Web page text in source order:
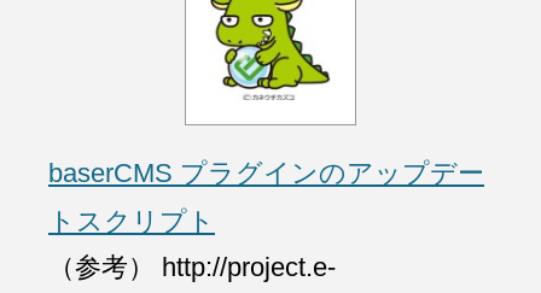
baserCMS プラグインのアップデー
トスクリプト
（参考） http://project.e-